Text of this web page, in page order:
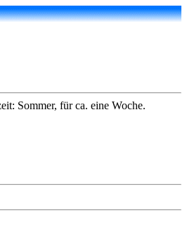
Sommer, für ca. eine Woche.